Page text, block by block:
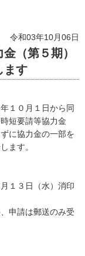
令和03年10月06日
（第５期）
ます
１０月１日から同
短要請等協力金
に協力金の一部を
ます。
１３日（水）消印
申請は郵送のみ受